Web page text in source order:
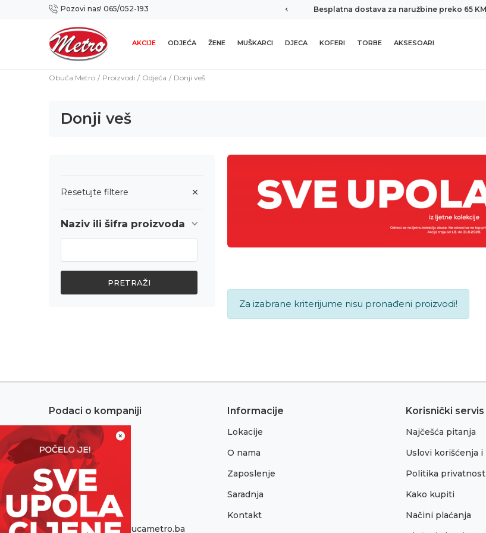
Pozovi nas! 065/052-193
Preuzmi NOVU Metro mobilnu aplikaciju! Besplatna dostava za naružbine preko 65 KM
AKCIJE ODJEĆA ŽENE MUŠKARCI DJECA KOFERI TORBE AKSESOARI
×
Obuća Metro Proizvodi Odjeća Donji veš
Donji veš
Resetujte filtere
Naziv ili šifra proizvoda
PRETRAŽI
Za izabrane kriterijume nisu pronađeni proizvodi!
Podaci o kompaniji
Adresa:
Sremska 1
76300 Bijeljina
Telefon:
065/052-193
Email:
onlinepodrska@obucametro.ba
Informacije
Lokacije
O nama
Zaposlenje
Saradnja
Kontakt
Korisnički servis
Najčešća pitanja
Uslovi korišćenja i
Politika
Kako kupiti
Načini plaćanja